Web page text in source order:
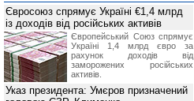
Євросоюз спрямує Україні €1,4 млрд
із доходів від російських активів
Європейський Союз спрямує
Україні 1,4 млрд євро за
рахунок доходів від
заморожених російських
активів.
Указ президента: Умєров призначений